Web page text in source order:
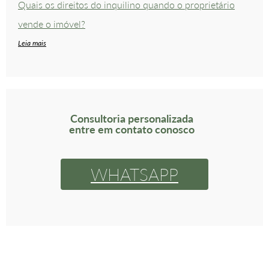
Quais os direitos do inquilino quando o proprietário
vende o imóvel?
Leia mais
Consultoria personalizada
entre em contato conosco
WHATSAPP